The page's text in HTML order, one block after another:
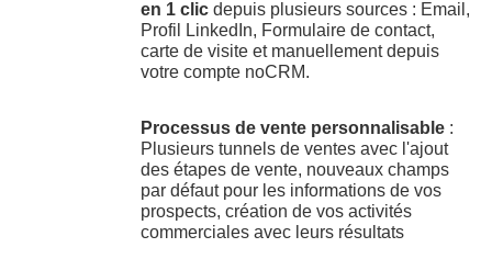
en 1 clic depuis plusieurs sources : Email,
Profil LinkedIn, Formulaire de contact,
carte de visite et manuellement depuis
votre compte noCRM.
Processus de vente personnalisable :
Plusieurs tunnels de ventes avec l'ajout
des étapes de vente, nouveaux champs
par défaut pour les informations de vos
prospects, création de vos activités
commerciales avec leurs résultats